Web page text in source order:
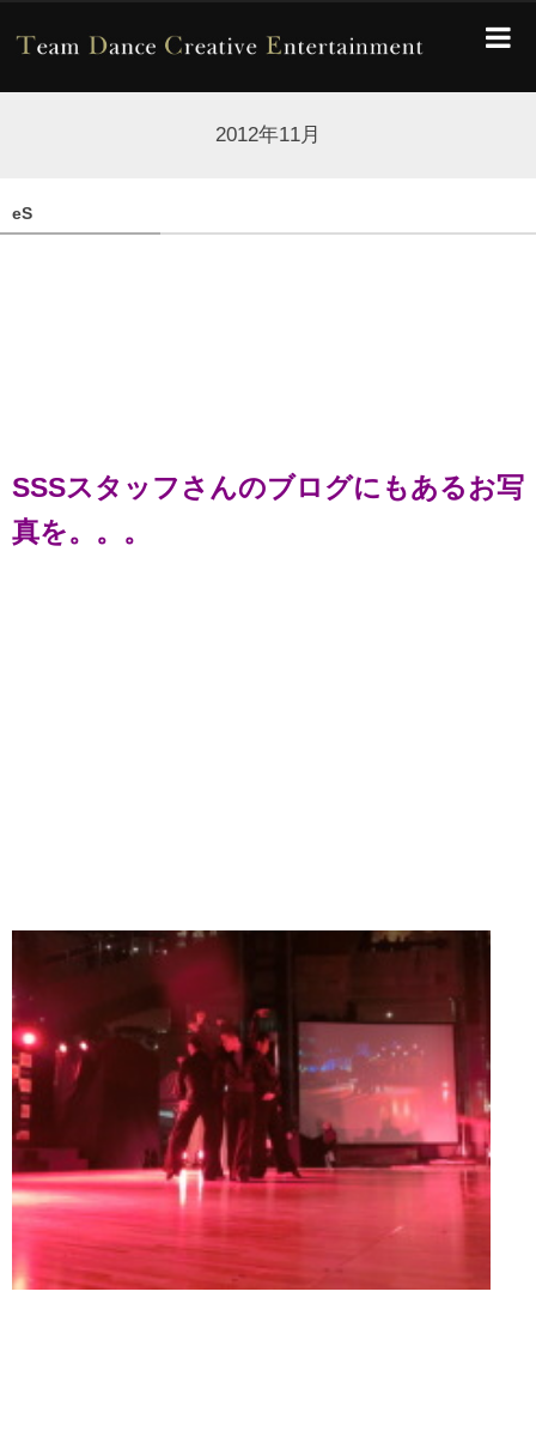
2012年11月
eS
SSSスタッフさんのブログにもあるお写
真を。。。